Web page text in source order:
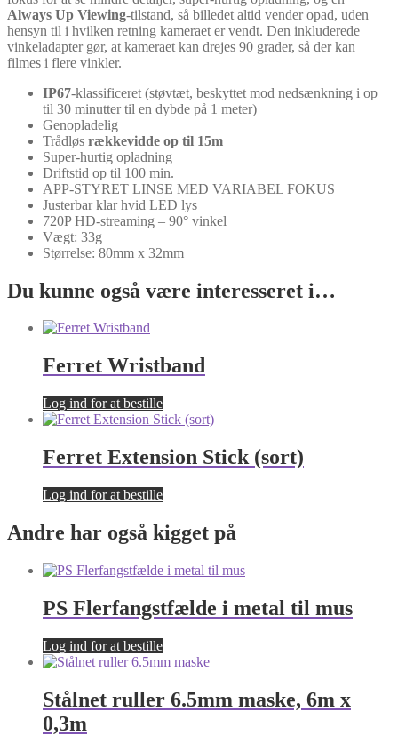
Always Up Viewing-tilstand, så billedet altid vender opad, uden
hensyn til i hvilken retning kameraet er vendt. Den inkluderede
vinkeladapter gør, at kameraet kan drejes 90 grader, så der kan
filmes i flere vinkler.
IP67-klassificeret (støvtæt, beskyttet mod nedsænkning i op
til 30 minutter til en dybde på 1 meter)
Genopladelig
Trådløs rækkevidde op til 15m
Super-hurtig opladning
Driftstid op til 100 min.
APP-STYRET LINSE MED VARIABEL FOKUS
Justerbar klar hvid LED lys
720P HD-streaming – 90° vinkel
Vægt: 33g
Størrelse: 80mm x 32mm
Du kunne også være interesseret i…
Ferret Wristband
Log ind for at bestille
Ferret Extension Stick (sort)
Log ind for at bestille
Andre har også kigget på
PS Flerfangstfælde i metal til mus
Log ind for at bestille
Stålnet ruller 6.5mm maske, 6m x
0,3m